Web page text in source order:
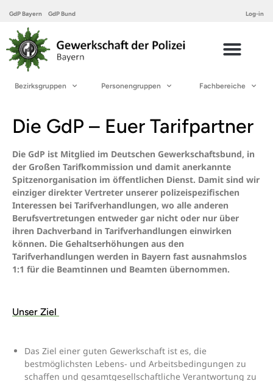
GdP Bayern GdP Bund Log-in
Bezirksgruppen Personengruppen Fachbereiche
Die GdP – Euer Tarifpartner
Die GdP ist Mitglied im Deutschen Gewerkschaftsbund, in
der Großen Tarifkommission und damit anerkannte
Spitzenorganisation im öffentlichen Dienst. Damit sind wir
einziger direkter Vertreter unserer polizeispezifischen
Interessen bei Tarifverhandlungen, wo alle anderen
Berufsvertretungen entweder gar nicht oder nur über
ihren Dachverband in Tarifverhandlungen einwirken
können. Die Gehaltserhöhungen aus den
Tarifverhandlungen werden in Bayern fast ausnahmslos
1:1 für die Beamtinnen und Beamten übernommen.
Unser Ziel
Das Ziel einer guten Gewerkschaft ist es, die
bestmöglichsten Lebens- und Arbeitsbedingungen zu
schaffen und gesamtgesellschaftliche Verantwortung zu